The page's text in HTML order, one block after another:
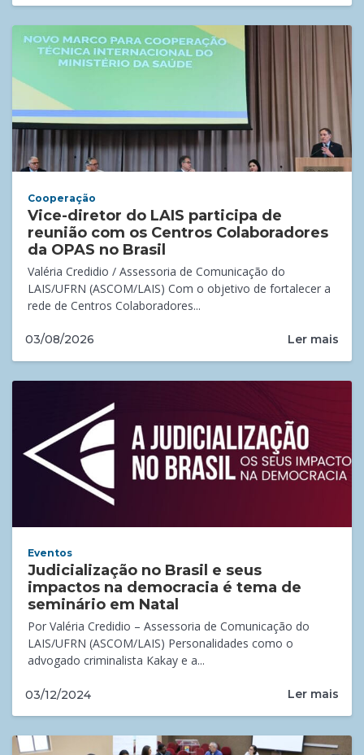
Cooperação
Vice-diretor do LAIS participa de
reunião com os Centros Colaboradores
da OPAS no Brasil
Valéria Credidio / Assessoria de Comunicação do
LAIS/UFRN (ASCOM/LAIS) Com o objetivo de fortalecer a
rede de Centros Colaboradores...
03/08/2026 Ler mais
Eventos
Judicialização no Brasil e seus
impactos na democracia é tema de
seminário em Natal
Por Valéria Credidio – Assessoria de Comunicação do
LAIS/UFRN (ASCOM/LAIS) Personalidades como o
advogado criminalista Kakay e a...
03/12/2024 Ler mais